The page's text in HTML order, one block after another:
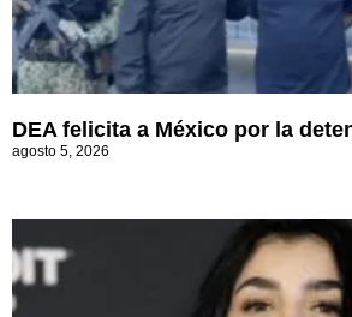
DEA felicita a México por la
agosto 5, 2026